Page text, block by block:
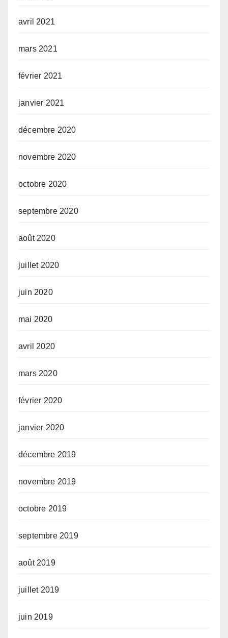
avril 2021
mars 2021
février 2021
janvier 2021
décembre 2020
novembre 2020
octobre 2020
septembre 2020
août 2020
juillet 2020
juin 2020
mai 2020
avril 2020
mars 2020
février 2020
janvier 2020
décembre 2019
novembre 2019
octobre 2019
septembre 2019
août 2019
juillet 2019
juin 2019